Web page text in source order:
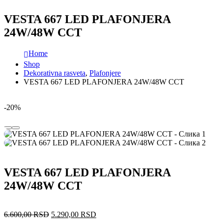
VESTA 667 LED PLAFONJERA
24W/48W CCT
Home
Shop
Dekorativna rasveta, Plafonjere
VESTA 667 LED PLAFONJERA 24W/48W CCT
-20%
VESTA 667 LED PLAFONJERA
24W/48W CCT
6.600,00RSD 5.290,00 RSD